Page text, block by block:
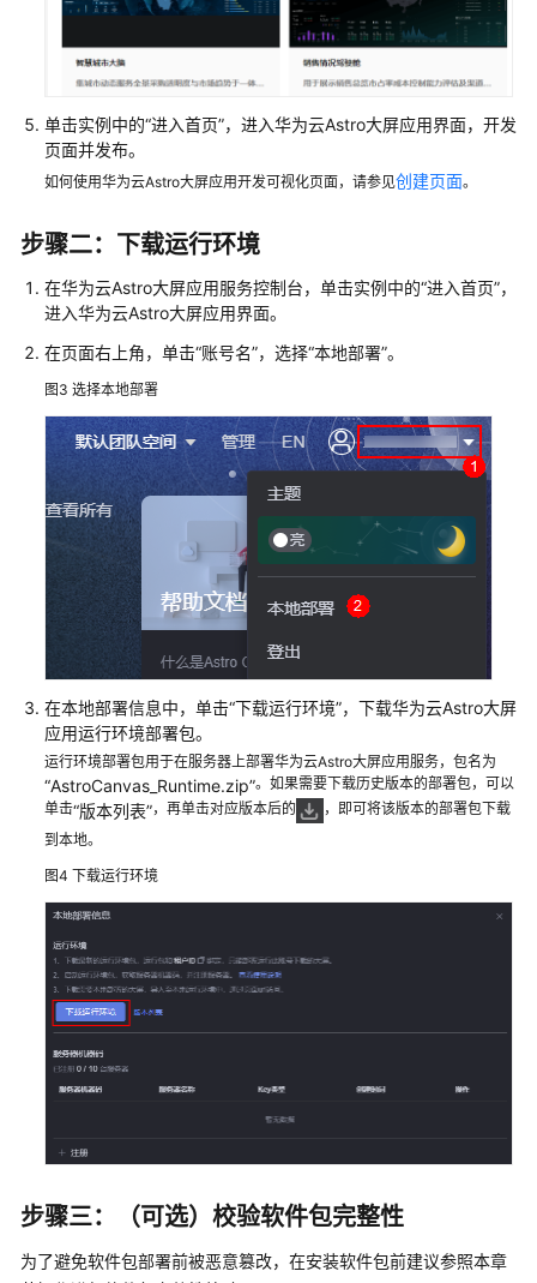
层
管
理
组
绍
组
管
理
交
设
置
数
据
接
数
据
中
心
资
产
理
管
理
页
面
变
定
单击实例中的“进入首页”，进入华为云Astro大屏应用界面，开发
页面并发布。
如何使用华为云Astro大屏应用开发可视化页面，请参见创建页面。
步骤二：下载运行环境
在华为云Astro大屏应用服务控制台，单击实例中的“进入首页”，
进入华为云Astro大屏应用界面。
在页面右上角，单击“账号名”，选择“本地部署”。
图3 选择本地部署
在本地部署信息中，单击“下载运行环境”，下载华为云Astro大屏
应用运行环境部署包。
运行环境部署包用于在服务器上部署华为云Astro大屏应用服务，包名为
“AstroCanvas_Runtime.zip”。如果需要下载历史版本的部署包，可以
单击“版本列表”，再单击对应版本后的
，即可将该版本的部署包下载
到本地。
图4 下载运行环境
步骤三：（可选）校验软件包完整性
为了避免软件包部署前被恶意篡改，在安装软件包前建议参照本章